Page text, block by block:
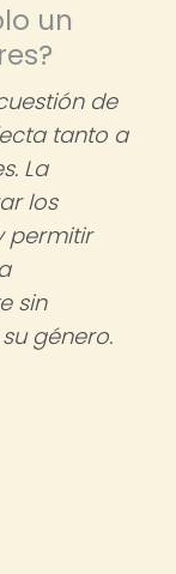
un
de
tanto a
La
los
permitir
sin
género.